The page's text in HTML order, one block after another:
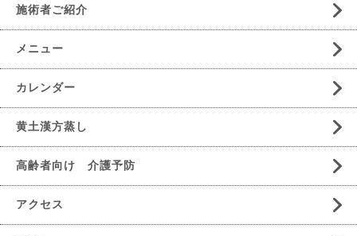
施術者ご紹介
メニュー
カレンダー
黄土漢方蒸し
高齢者向け 介護予防
アクセス